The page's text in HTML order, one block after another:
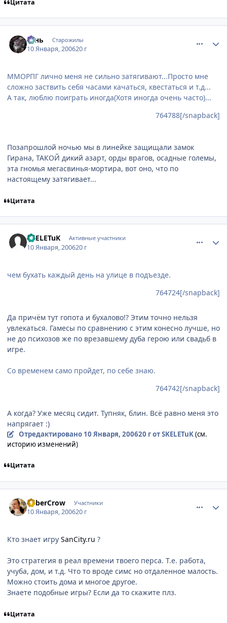
Цитата
Teнь Старожилы
10 Января, 200620 г
ММОРПГ лично меня не сильно затягивают...Просто мне
сложно заствить себя часами качаться, квестаться и т.д...
А так, люблю поиграть иногда(Хотя иногда очень часто)...
764788[/snapback]
Позапрошлой ночью мы в линейке защищали замок
Гирана, ТАКОЙ дикий азарт, орды врагов, осадные големы,
эта гномья мегасвинья-мортира, вот оно, что по
настоящему затягивает...
Цитата
SKELETuK Активные участники
10 Января, 200620 г
чем бухать каждый день на улице в подъезде.
764724[/snapback]
Да причём тут гопота и бухалово!? Этим точно нельзя
увлекаться. Гамесы по сравнению с этим конесно лучше, но
не до психозов же по врезавшему дуба герою или свадьб в
игре.
Со временем само пройдет, по себе знаю.
764742[/snapback]
А когда? Уже месяц сидит. Тупняк, блин. Всё равно меня это
напрягает :)
Отредактировано 10 Января, 200620 гот SKELETuK(см.
историю изменений)
Цитата
CyberCrow Участники
10 Января, 200620 г
Кто знает игру SanCity.ru ?
Это стратегия в реал времени твоего перса. Т.е. работа,
учуба, дом, и т.д. Что то вроде симс но отдаленное малость.
Можно стоить дома и многое другое.
Знаете подобные игры? Если да то скажите плз.
Цитата